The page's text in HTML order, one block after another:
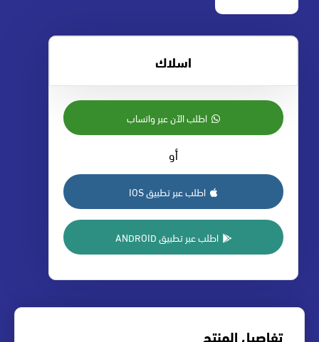
اسلاك
اطلب الآن عبر واتساب
أو
اطلب عبر تطبيق IOS
اطلب عبر تطبيق ANDROID
تفاصيل المنتج